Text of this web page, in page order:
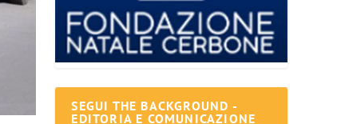
SEGUI THE BACKGROUND -
EDITORIA E COMUNICAZIONE